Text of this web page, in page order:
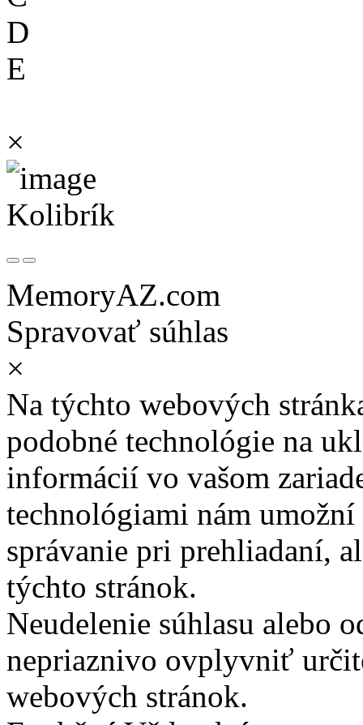
D
E
×
Kolibrík
MemoryAZ.com
Spravovať súhlas
×
Na týchto webových
podobné technológie na
informácií vo vašom
technológiami nám
správanie pri prehliadaní,
týchto stránok.
Neudelenie súhlasu alebo
nepriaznivo ovplyvniť
webových stránok.